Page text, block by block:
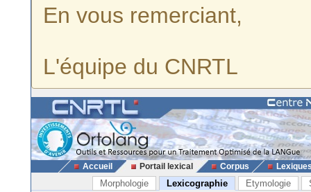
En vous remerciant,
L'équipe du CNRTL
Accueil Portail lexical Corpus
Morphologie Lexicographie Etymologie